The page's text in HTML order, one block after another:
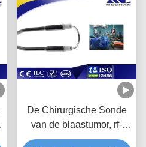
De Chirurgische Sonde
van de blaastumor, rf-
Gediplomeerde Ontwerp